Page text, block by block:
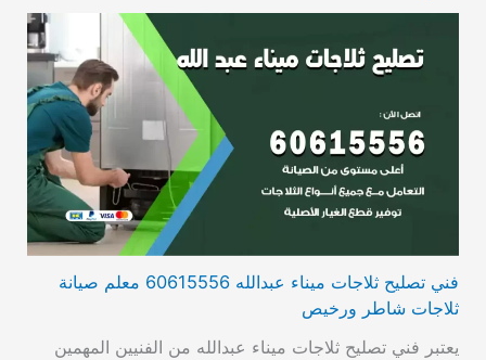
فني تصليح ثلاجات ميناء عبدالله 60615556 معلم صيانة
ثلاجات شاطر ورخيص
يعتبر فني تصليح ثلاجات ميناء عبدالله من الفنيين المهمين